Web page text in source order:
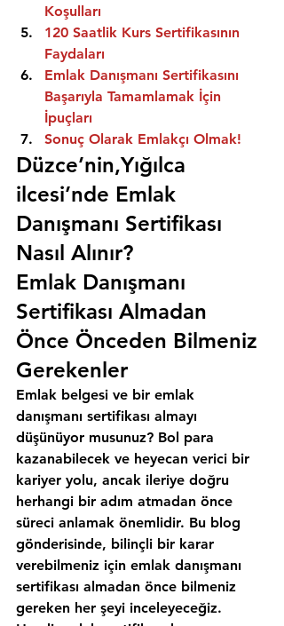
Koşulları
120 Saatlik Kurs Sertifikasının
Faydaları
Emlak Danışmanı Sertifikasını
Başarıyla Tamamlamak İçin
İpuçları
Sonuç Olarak Emlakçı Olmak!
Düzce’nin,Yığılca
ilcesi’nde Emlak
Danışmanı Sertifikası
Nasıl Alınır?
Emlak Danışmanı
Sertifikası Almadan
Önce Önceden Bilmeniz
Gerekenler
Emlak belgesi ve bir emlak
danışmanı sertifikası almayı
düşünüyor musunuz? Bol para
kazanabilecek ve heyecan verici bir
kariyer yolu, ancak ileriye doğru
herhangi bir adım atmadan önce
süreci anlamak önemlidir. Bu blog
gönderisinde, bilinçli bir karar
verebilmeniz için emlak danışmanı
sertifikası almadan önce bilmeniz
gereken her şeyi inceleyeceğiz.